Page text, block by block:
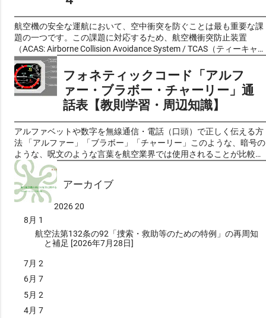
査期間／2週間程度） ７．C-PIREP配信サービス（標準審査期間／2
週間程度） ８．気象情報配信サービス（標準審査期間／2週間程
度） ９．PKGリクエストサービス（標準審査期間／2週間程度） な
お、今回提供...
だくことをお勧めします。 好評でしたので二等無人航空機操縦者技
能証明試験の学科試験問題[AI作成]、こちらも参考にしてみてくだ
さい。 二等無人航空機操縦士 学科試験問題 模擬試験【練習問題】
その２ 無⼈航空機操縦士の学科試験は ＜実施方法＞ 全国の試験会
場のコンピュータを活用するCBT (Computer Based Testing) ＜形 式
＞ 三肢択一式（一等:70問 二等:50問） ＜試験時間＞ 一等:75分 二
等:30分 ＜試験科目＞ 無人航空機に関する規則、無人航空機のシス
テム、無人航空機の操縦者及び運航体制、運航上のリスク管理 上記
の要領で実施されます。 従って、1問当りの回答時間は、単純に試
験時間を、問題数で割ると、 一等は一問あたり約64秒 二等で36
秒 で回答しないと間に合わない計算になります。これらの与えられ
た時間を意識しながら学習することもコツの一つかも知れません。
無⼈航空機操縦士の学科試験のベースになる教則ですが、これま
で、学科試験の内容は「無人航空機の飛行の安全に関する教則（第
３版）」に準拠し...
タル（ https://top.swim.mlit.go.jp/swim/ ）のアカウントを持つ者
であれば誰でも利用できます。 推奨ブラウザは Google Chrome お
よび Safari です。一般的なIPネットワーク（IPv4/IPv6）によるイ
ンターネット接続環境であれば利用可能です。
航空機の安全な運航において、空中衝突を防ぐことは最も重要な課
題の一つです。この課題に対応するため、航空機衝突防止装置
（ACAS: Airborne Collision Avoidance System / TCAS（ティーキャ
ス）: Traffic Alert Collision Avoidance System）が開発されました。
このシステムは、衝突の恐れがある航空機の存在を操縦士に知ら
せ、必要に応じて回避操作を指示する重要な役割を果たしていま
す。 簡単に言えば 「ある一定の距離以内に航空機同士が近づいた
ら、お互いのパイロットに警告をしてくれる装置」 という事になり
今後の無人航空機の衝突防止を考える上でヒントになると思いま
す。 空中衝突防止装置（TCAS / ACAS）は、航空機同士の空中衝突
(MAC)を防ぐために開発された危険を抑える目的で開発されたコン
ピュータ制御のアビオニクス装置で、「ACAS」と「TCAS」という
2つの名称で知られています。これらは本質的に同じシステムを指
し、「ACAS」は国際民間航空機関(ICAO)で採用され主にヨーロッ
パで使用される名称である一方、「TCAS」は米国での呼称です。
実運航では米国製のシステムが広く採用されているため、
「TCAS」という呼び方が一般的となっています。 現在、ほぼ全て
の旅客機にはATCトランスポンダーが装備されており、このシステ
ムはそのATCトランスポンダーのMode-S信号を活用して動作しま
号を送信し、その応答信号を受信することで、相手機との方角、接
近率、そして相手機がMode-CまたはMode-S装備機の場合は相対高
度を自動的に計算します。これらの情報に基づき、衝突の危険性が
検知された場合、航空機乗組員に対して垂直方向の回避指示を提示
し、安全な飛行を確保します。 このシステムは、国際民間航空条約
フォネティックコード「アルフ
ァー・ブラボー・チャーリー」通
話表【教則学習・周辺知識】
アルファベットや数字を無線通信・電話（口頭）で正しく伝える方
法 「アルファー」「ブラボー」「チャーリー」このような、暗号の
ような、呪文のような言葉を航空業界では使用されることが比較的
多いので耳にする機会があるのではないでしょうか。これは、フォ
ネティックコード(Phonetic Code)と呼ばれるアルファベットや数字
を正しく伝える為の工夫です。スペリングアルファベットとも呼ば
れ、アルファベットにどのような言葉を当てはめるかは、国際規格
として定められています。ですから、通常は世界どこに行っても通
用するものとされています。通信で使用されるだけでなく、共通の
知識として前触れなくあられることがありますので、知っておいて
損はないと思います。 第一次世界大戦後、音声を利用する双方向無
改善するために、電話のスペルアルファベット(Spelling Alphabet)
が開発されたました。 アルファベットの「B」ビーと「D」ディー
や「M」エムと「N」エヌのように、発音が似ているものを聞き間
違えることなく伝えることを目的として、定められたアルファベッ
トの通話表での置き換えます、航空機や船舶などの通信で主に利用
アーカイブ
202620
8月 1
航空法第132条の92「捜索・救助等のための特例」の再周知
と補足 [2026年7月28日]
7月2
6月7
5月2
4月7